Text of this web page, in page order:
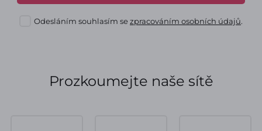
Odesláním souhlasím sezpracováním osobních údajů.
Prozkoumejte naše sítě